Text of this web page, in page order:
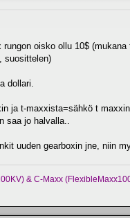
oisko ollu 10$
suosittelen)
dollari.
ja t-maxxista=sähkö t
saa jo halvalla..
uuden gearboxin jne, niin
& C-Maxx